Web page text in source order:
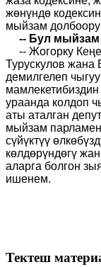
жөнүндө
мыйзам
-- Бул мыйзам
-- Жогорку
Турускулов жана
демилгелеп
ураанда колдоп
аты аталган
мыйзам
сүйүктүү
көлдөрүндөгү
аларга болгон
ишенем.
Тектеш